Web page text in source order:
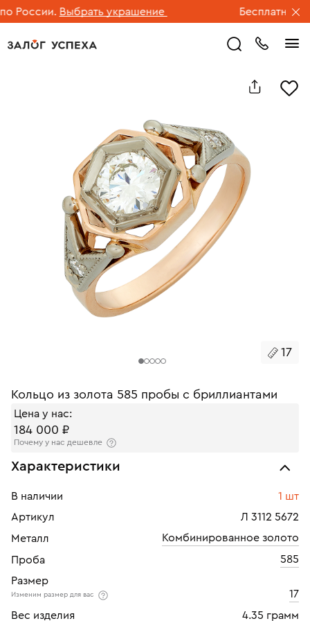
России. Выбрать украшение Бесплатная
17
Кольцо из золота 585 пробы с бриллиантами
Цена у нас:
184 000 ₽
Почему у нас дешевле
Характеристики
В наличии
1 шт
Артикул
Л 3112 5672
Металл
Комбинированное золото
Проба
585
Размер
Изменим размер для вас
17
Вес изделия
4.35 грамм